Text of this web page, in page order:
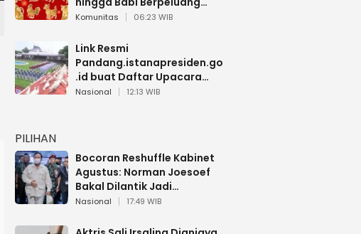
Dapat Kabar Baik
Komunitas 06:23 WIB
Link Resmi
Pandang.istanapresiden.go
.id buat Daftar Upacara
Bendera HUT RI di Istana
Nasional 12:13 WIB
PILIHAN
Bocoran Reshuffle Kabinet
Agustus: Norman Joesoef
Bakal Dilantik Jadi
Wamenhan RI
Nasional 17:49 WIB